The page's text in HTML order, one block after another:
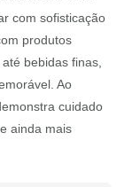
com sofisticação
produtos
bebidas finas,
Ao
cuidado
ainda mais